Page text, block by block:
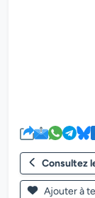
Consultez
Ajouter à